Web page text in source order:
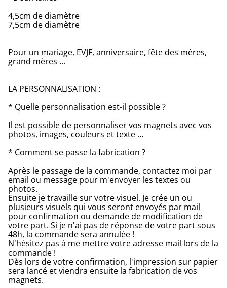
4,5cm de diamètre
7,5cm de diamètre
Pour un mariage, EVJF, anniversaire, fête des mères,
grand mères ...
LA PERSONNALISATION :
* Quelle personnalisation est-il possible ?
Il est possible de personnaliser vos magnets avec vos
photos, images, couleurs et texte …
* Comment se passe la fabrication ?
Après le passage de la commande, contactez moi par
email ou message pour m'envoyer les textes ou
photos.
Ensuite je travaille sur votre visuel. Je crée un ou
plusieurs visuels qui vous seront envoyés par mail
pour confirmation ou demande de modification de
votre part. Si je n'ai pas de réponse de votre part sous
48h, la commande sera annulée !
N'hésitez pas à me mettre votre adresse mail lors de la
commande !
Dès lors de votre confirmation, l'impression sur papier
sera lancé et viendra ensuite la fabrication de vos
magnets.